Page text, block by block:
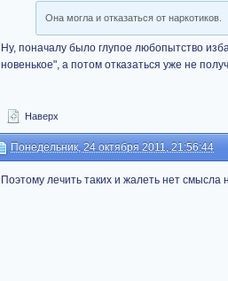
Она могла и отказаться от наркотиков.
Ну, поначалу было глупое любопытство
новенькое", а потом отказаться уже не
Наверх
Понедельник, 24 октября 2011, 21:56:44
Поэтому лечить таких и жалеть нет смысла